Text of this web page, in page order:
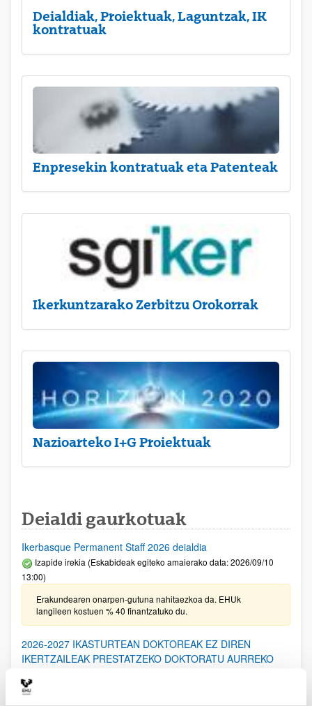
Deialdiak, Proiektuak, Laguntzak, IK
kontratuak
Enpresekin kontratuak eta Patenteak
Ikerkuntzarako Zerbitzu Orokorrak
Nazioarteko I+G Proiektuak
Deialdi gaurkotuak
Ikerbasque Permanent Staff 2026 deialdia
Izapide irekia (Eskabideak egiteko amaierako data: 2026/09/10
13:00)
Erakundearen onarpen-gutuna nahitaezkoa da. EHUk
langileen kostuen % 40 finantzatuko du.
2026-2027 IKASTURTEAN DOKTOREAK EZ DIREN
IKERTZAILEAK PRESTATZEKO DOKTORATU AURREKO
berriztapenak (Eusko Jaurlaritza)
Aurkezteko epea itxita: 2026/06/19 - 2026/07/20